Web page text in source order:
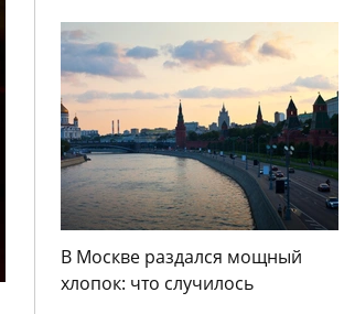
В Москве раздался мощный
хлопок: что случилось